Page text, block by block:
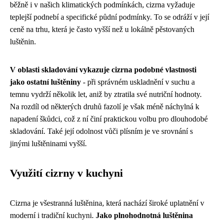
běžně i v našich klimatických podmínkách, cizrna vyžaduje
teplejší podnebí a specifické půdní podmínky. To se odráží v její
ceně na trhu, která je často vyšší než u lokálně pěstovaných
luštěnin.
V oblasti skladování vykazuje cizrna podobné vlastnosti
jako ostatní luštěniny - při správném uskladnění v suchu a
temnu vydrží několik let, aniž by ztratila své nutriční hodnoty.
Na rozdíl od některých druhů fazolí je však méně náchylná k
napadení škůdci, což z ní činí praktickou volbu pro dlouhodobé
skladování. Také její odolnost vůči plísním je ve srovnání s
jinými luštěninami vyšší.
Využití cizrny v kuchyni
Cizrna je všestranná luštěnina, která nachází široké uplatnění v
moderní i tradiční kuchyni. Jako plnohodnotná luštěnina